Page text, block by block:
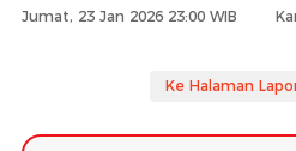
Jumat, 23 Jan 2026 23:00 WIB
Ke Halaman